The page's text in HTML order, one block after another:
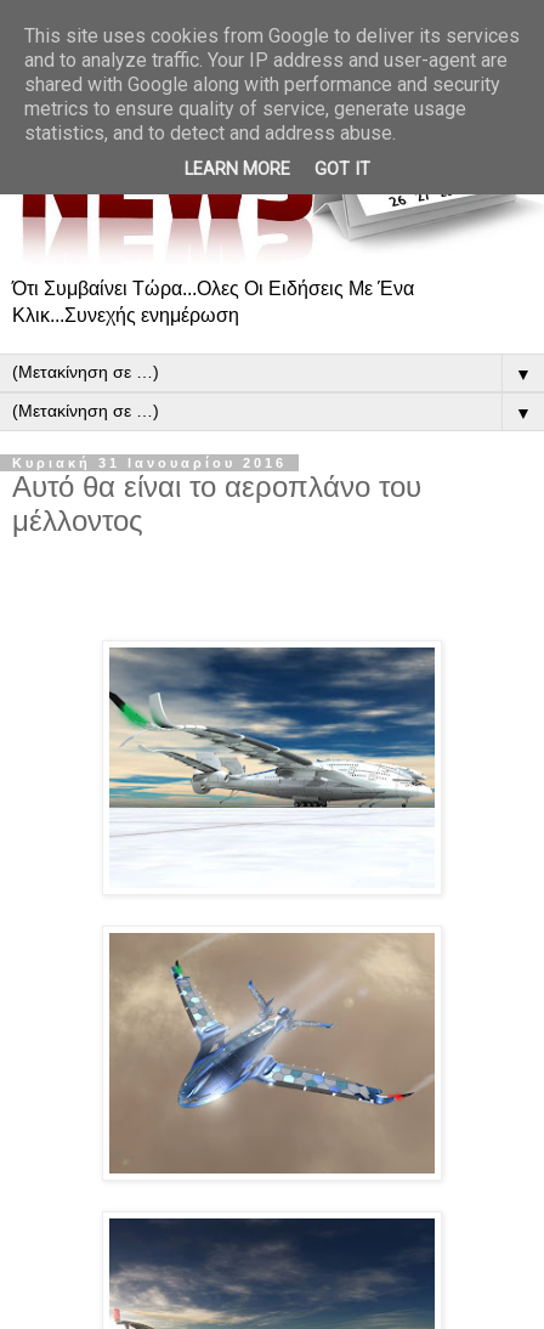
Ότι Συμβαίνει Τώρα...Ολες Οι Ειδήσεις Με Ένα
Κλικ...Συνεχής ενημέρωση
▼
▼
Κυριακή 31 Ιανουαρίου 2016
Αυτό θα είναι το αεροπλάνο του
μέλλοντος
This site uses cookies from Google to deliver its services
and to analyze traffic. Your IP address and user-agent are
shared with Google along with performance and security
metrics to ensure quality of service, generate usage
statistics, and to detect and address abuse.
LEARN MORE GOT IT